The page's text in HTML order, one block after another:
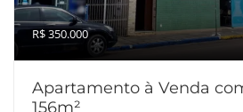
R$ 350.000
Apartamento à Venda
156m²